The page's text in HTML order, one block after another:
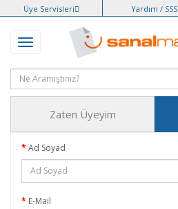
Üye Servisleri Yardım / SSS
Zaten Üyeyim
Ad Soyad
E-Mail